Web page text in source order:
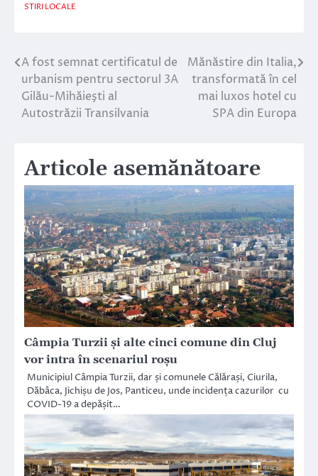
STIRI LOCALE
Navigare
în
articole
A fost semnat certificatul de
urbanism pentru sectorul 3A
Gilău-Mihăieşti al
Autostrăzii Transilvania
Mănăstire din Italia,
transformată în cel
mai luxos hotel cu
SPA din Europa
Articole asemănătoare
Câmpia Turzii și alte cinci comune din Cluj
vor intra în scenariul roșu
Municipiul Câmpia Turzii, dar și comunele Călărași, Ciurila,
Dăbâca, Jichișu de Jos, Panticeu, unde incidența cazurilor cu
COVID-19 a depășit…